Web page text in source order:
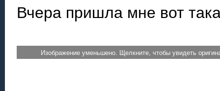
Вчера пришла мне вот
Изображение уменьшено. Щелкните, чтобы увидеть